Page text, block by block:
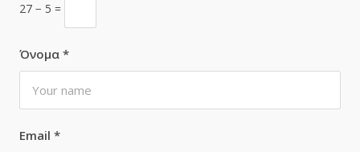
Όνομα *
Email *
27 − 5 =